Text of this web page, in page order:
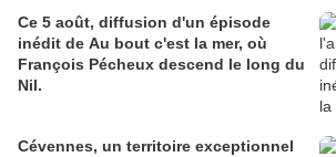
Ce 5 août, diffusion d'un épisode
inédit de Au bout c'est la mer, où
François Pécheux descend le long du
Nil.
Cévennes, un territoire exceptionnel